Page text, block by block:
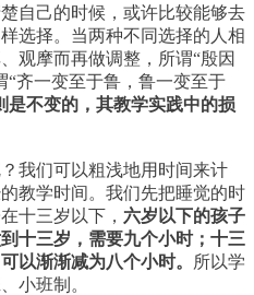
自己的时候，或许比较能够去
选择。当两种不同选择的人相
观摩而再做调整，所谓“殷因
“齐一变至于鲁，鲁一变至于
是不变的，其教学实践中的损
我们可以粗浅地用时间来计
教学时间。我们先把睡觉的时
十三岁以下， 六岁以下的孩子
十三岁，需要九个小时；十三
以渐渐减为八个小时。
所以学
小班制。